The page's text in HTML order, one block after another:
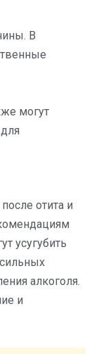
В
могут
отита и
усугубить
алкоголя.
и